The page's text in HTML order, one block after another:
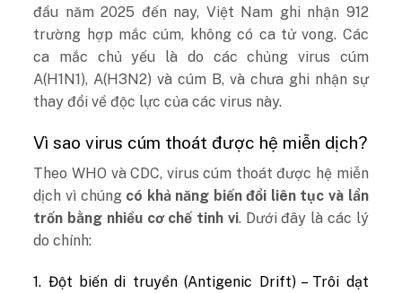
đầu năm 2025 đến nay, Việt Nam ghi nhận 912
trường hợp mắc cúm, không có ca tử vong. Các
ca mắc chủ yếu là do các chủng virus cúm
A(H1N1), A(H3N2) và cúm B, và chưa ghi nhận sự
thay đổi về độc lực của các virus này.
Vì sao virus cúm thoát được hệ miễn dịch?
Theo WHO và CDC, virus cúm thoát được hệ miễn
dịch vì chúng có khả năng biến đổi liên tục và lẩn
trốn bằng nhiều cơ chế tinh vi. Dưới đây là các lý
do chính:
1. Đột biến di truyền (Antigenic Drift) – Trôi dạt